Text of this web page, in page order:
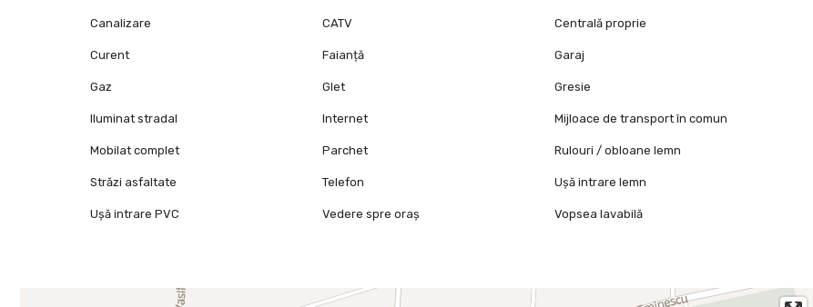
Canalizare CATV Centrală proprie
Curent Faianță Garaj
Gaz Glet Gresie
Iluminat stradal Internet Mijloace de transport în comun
Mobilat complet Parchet Rulouri / obloane lemn
Străzi asfaltate Telefon Ușă intrare lemn
Ușă intrare PVC Vedere spre oraș Vopsea lavabilă